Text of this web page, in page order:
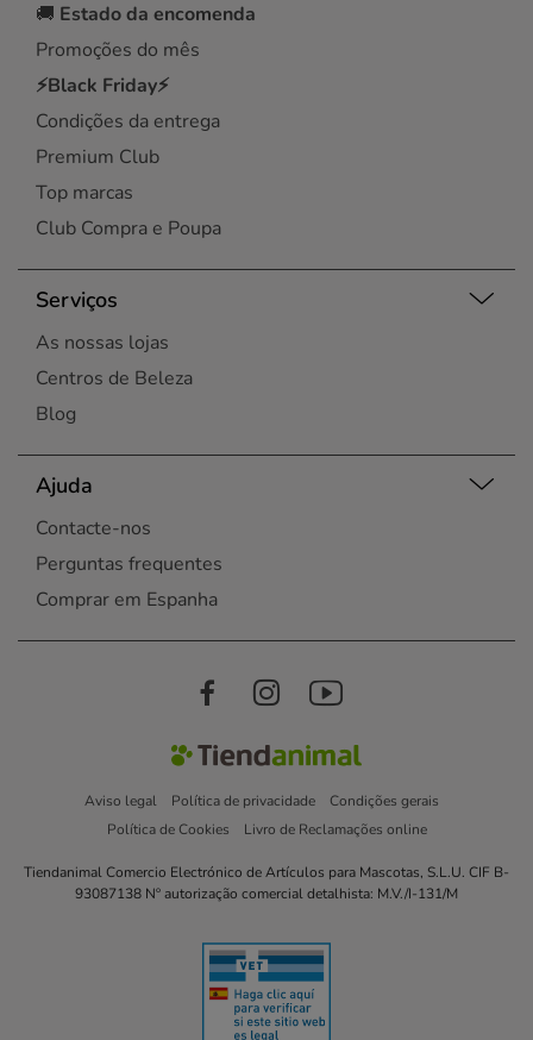
🚚 Estado da encomenda
Promoções do mês
⚡Black Friday⚡
Condições da entrega
Premium Club
Top marcas
Club Compra e Poupa
Serviços
As nossas lojas
Centros de Beleza
Blog
Ajuda
Contacte-nos
Perguntas frequentes
Comprar em Espanha
Aviso legal Política de privacidade
Condições gerais
Política de Cookies
Livro de Reclamações online
Tiendanimal Comercio Electrónico de Artículos para Mascotas, S.L.U. CIF B-
93087138 Nº autorização comercial detalhista: M.V./I-131/M